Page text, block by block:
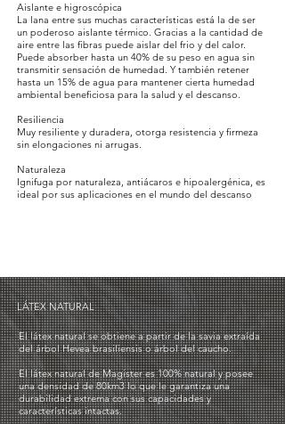
Aislante e higroscópica
La lana entre sus muchas características está la de ser
un poderoso aislante térmico. Gracias a la cantidad de
aire entre las fibras puede aislar del frio y del calor.
Puede absorber hasta un 40% de su peso en agua sin
transmitir sensación de humedad. Y también retener
hasta un 15% de agua para mantener cierta humedad
ambiental beneficiosa para la salud y el descanso.
Resiliencia
Muy resiliente y duradera, otorga resistencia y firmeza
sin elongaciones ni arrugas.
Naturaleza
Ignifuga por naturaleza, antiácaros e hipoalergénica, es
ideal por sus aplicaciones en el mundo del descanso
El látex natural se obtiene a partir de la savia extraída
del árbol Hevea brasiliensis o árbol del caucho.
El látex natural de Magister es 100% natural y posee
una densidad de 80km3 lo que le garantiza una
durabilidad extrema con sus capacidades y
características intactas.
LÁTEX NATURAL